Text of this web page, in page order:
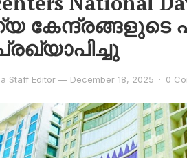
കേന്ദ്രങ്ങളുടെ
Staff Editor — December 18, 2025 · 0